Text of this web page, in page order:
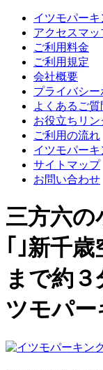
イツモパーキ
アクセスマッ
ご利用料金
ご利用規定
会社概要
プライバシー
よくあるご質
お役立ちリン
ご利用の流れ
イツモパー
サイトマップ
お問い合わせ
三方六
｢｣新千
まで約
ツモパ